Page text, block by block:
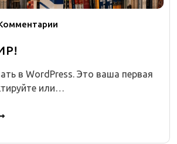
в WordPress. Это ваша первая
или…